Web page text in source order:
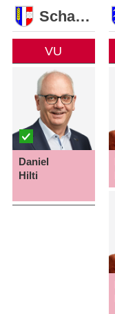
Schaan
VU
Daniel
Hilti